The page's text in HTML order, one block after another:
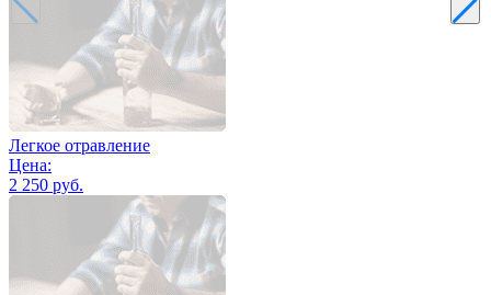
Легкое отравление
Цена:
2 250 руб.